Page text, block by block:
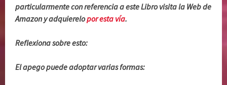
particularmente con referencia a este Libro visita la Web de
Amazon y adquierelopor esta vía.
Reflexiona sobre esto:
El apego puede adoptar varias formas: